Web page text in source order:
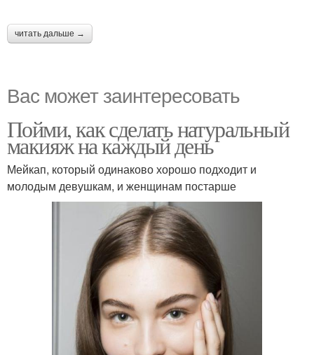
читать дальше →
Вас может заинтересовать
Пойми, как сделать натуральный
макияж на каждый день
Мейкап, который одинаково хорошо подходит и
молодым девушкам, и женщинам постарше